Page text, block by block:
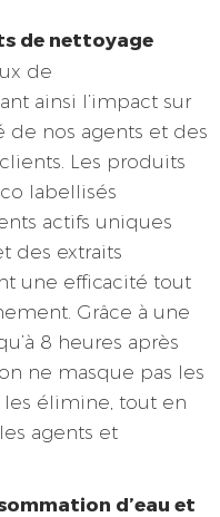
de nettoyage
de
ainsi l’impact sur
de nos agents et des
Les produits
labellisés
actifs uniques
des extraits
une efficacité tout
Grâce à une
8 heures après
ne masque pas les
les élimine, tout en
agents et
d’eau et